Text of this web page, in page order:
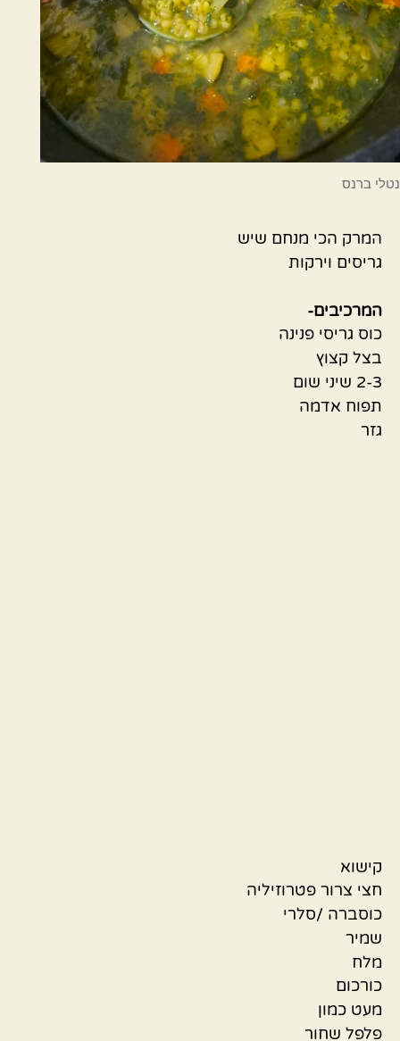
נטלי ברנס
המרק הכי מנחם שיש
גריסים וירקות
המרכיבים-
כוס גריסי פנינה
בצל קצוץ
2-3 שיני שום
תפוח אדמה
גזר
קישוא
חצי צרור פטרוזיליה
כוסברה /סלרי
שמיר
מלח
כורכום
מעט כמון
פלפל שחור